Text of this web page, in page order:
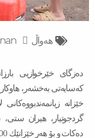
‌‌هەواڵ
دەزگای خێرخوازیی
كەسایەتی بەخشەر،
خێزانە
گردجوتیار، هیران ستی،
دەكات و بۆ هەر خێزانێك 100 لیتر سووتەمەنی و 2 پارسێلی خۆراك ئامادەكراوە.